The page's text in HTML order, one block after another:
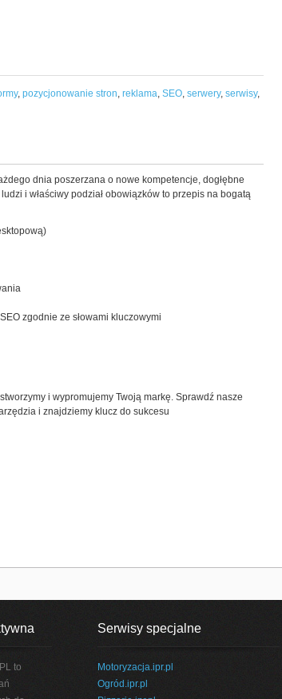
, pozycjonowanie stron, reklama, SEO, serwery, serwisy,
dnia poszerzana o nowe kompetencje, dogłębne
i właściwy podział obowiązków to przepis na bogatą
zgodnie ze słowami kluczowymi
i wypromujemy Twoją markę. Sprawdź nasze
i znajdziemy klucz do sukcesu
to
Serwisy specjalne
Motoryzacja.ipr.pl
Ogród.ipr.pl